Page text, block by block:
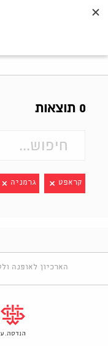
0 תוצאות
קראפט גרמניה
הארכיון לאופנה